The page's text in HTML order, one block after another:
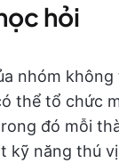
hỏi
nhóm không
thể tổ chức
đó mỗi
kỹ năng thú